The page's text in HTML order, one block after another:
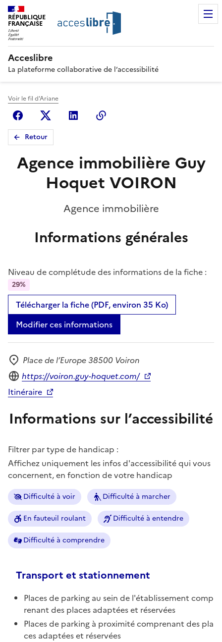
RÉPUBLIQUE
FRANÇAISE
Acceslibre
La plateforme collaborative de l’accessibilité
Voir le fil d'Ariane
FacebookX (anciennement Twitter)
Linkedin
Retour
Agence immobilière Guy
Hoquet VOIRON
Agence immobilière
Informations générales
Niveau de complétude des informations de la fiche :
29%
Télécharger la fiche (PDF, environ 35 Ko)
Modifier ces informations
Adresse
Place de l’Europe 38500 Voiron
Site internet
https://voiron.guy-hoquet.com/
Itinéraire
Informations sur l’accessibilité
Filtrer par type de handicap :
Affichez uniquement les infos d'accessibilité qui vous
concernent, en fonction de votre handicap
Difficulté à voir Difficulté à marcher
En fauteuil roulant Difficulté à entendre
Difficulté à comprendre
Transport et stationnement
Places de parking au sein de l'établissement comp
renant des places adaptées et réservées
Places de parking à proximité comprenant des pla
ces adaptées et réservées